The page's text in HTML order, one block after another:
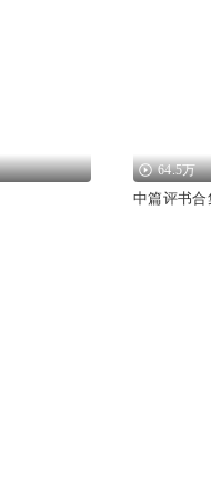
64.5万
中篇评书合